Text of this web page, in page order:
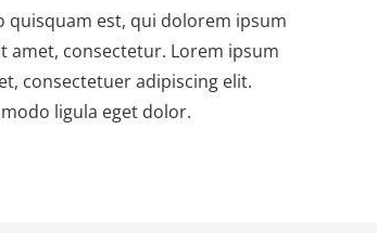
quisquam est, qui dolorem ipsum
amet, consectetur. Lorem ipsum
consectetuer adipiscing elit.
ligula eget dolor.